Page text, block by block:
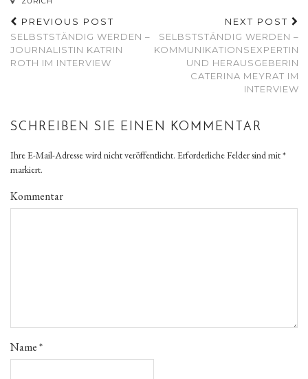
PREVIOUS POST
SELBSTSTÄNDIG WERDEN –
JOURNALISTIN KATRIN
ROTH IM INTERVIEW
NEXT POST
SELBSTSTÄNDIG WERDEN –
KOMMUNIKATIONSEXPERTIN
UND HERAUSGEBERIN
CATERINA MEYRAT IM
INTERVIEW
SCHREIBEN SIE EINEN KOMMENTAR
Ihre E-Mail-Adresse wird nicht veröffentlicht. Erforderliche Felder sind mit*
markiert.
Kommentar
Name*